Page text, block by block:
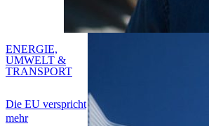
Die EU verspricht
mehr
ENERGIE,
UMWELT &
TRANSPORT